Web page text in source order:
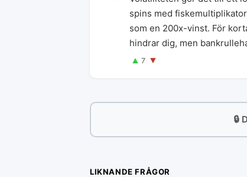
spins med
som en 200x-vinst. För
hindrar dig, men
▲ 7 ▼
🔒
LIKNANDE FRÅGOR